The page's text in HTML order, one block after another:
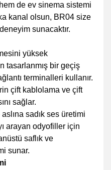
de ev sinema sistemi
kanal olsun, BR04 size
sunacaktır.
yüksek
tasarlanmış bir geçiş
terminalleri kullanır.
çift kablolama ve çift
sağlar.
sadık ses üretimi
arayan odyofiller için
saflık ve
sunar.